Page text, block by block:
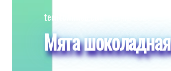
techtownweb.com
Мята